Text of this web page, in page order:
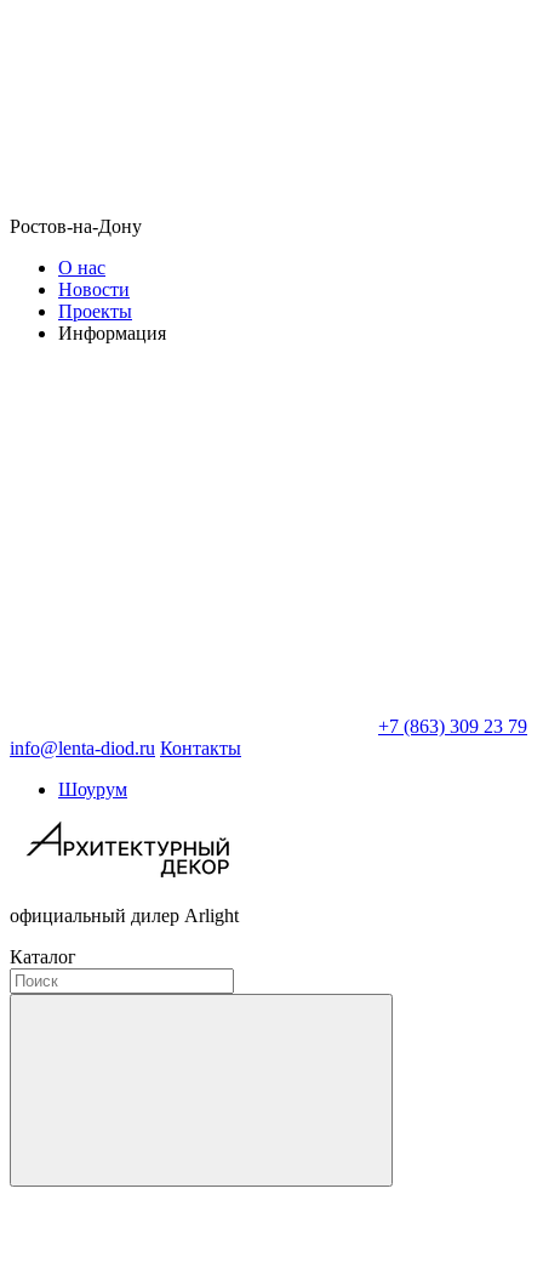
Ростов-на-Дону
О нас
Новости
Проекты
Информация
+7 (863) 309 23 79
info@lenta-diod.ru Контакты
Шоурум
официальный дилер Arlight
Каталог